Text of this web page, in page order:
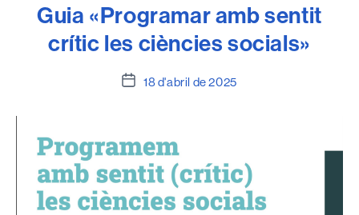
Guia «Programar amb sentit
crític les ciències socials»
Data18 d'abril de 2025